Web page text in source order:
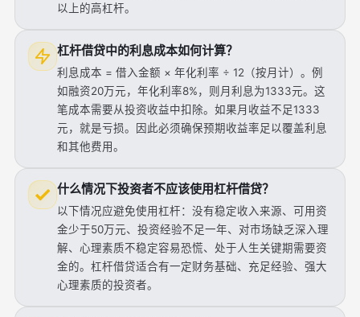
以上的高杠杆。
杠杆借贷中的利息成本如何计算？
利息成本 = 借入金额 × 年化利率 ÷ 12（按月计）。例
如融资20万元，年化利率8%，则月利息为1333元。这
笔成本需要从投资收益中扣除。如果月收益不足1333
元，就是亏损。因此必须确保预期收益率足以覆盖利息
和其他费用。
什么情况下投资者不应该使用杠杆借贷？
以下情况应避免使用杠杆：没有稳定收入来源、可用资
金少于50万元、投资经验不足一年、对市场缺乏深入理
解、心理素质不稳定容易恐慌、处于人生关键期需要资
金的。杠杆借贷适合有一定财务基础、充足经验、强大
心理素质的投资者。